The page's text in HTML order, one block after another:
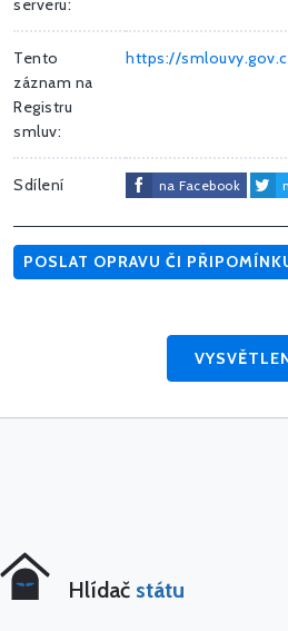
serveru:
Tento
záznam na
Registru
smluv:
https://
Sdílení na Facebook
POSLAT OPRAVU ČI
Hlídač státu